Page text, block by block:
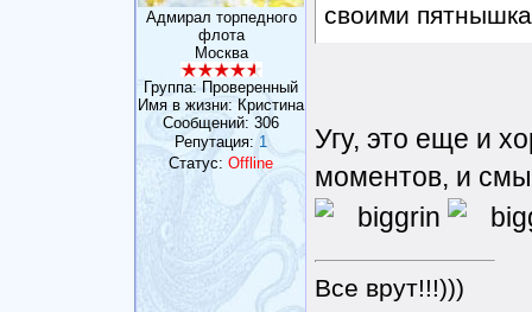
Адмирал торпедного
флота
Москва
Группа: Проверенный
Имя в жизни: Кристина
Сообщений: 306
Репутация: 1
Статус: Offline
своими
Угу, это еще и
моментов, и
Все врут!!!)))